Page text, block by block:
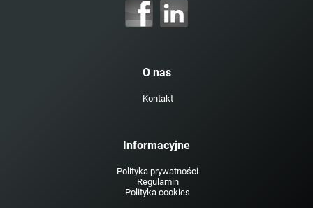
O nas
Kontakt
Informacyjne
Polityka prywatności
Regulamin
Polityka cookies